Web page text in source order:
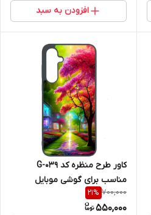
افزودن به سبد
کاور طرح منظره کد G-039
مناسب برای گوشی موبایل
سامسونگ Galaxy A36
700,000
21%
550,000